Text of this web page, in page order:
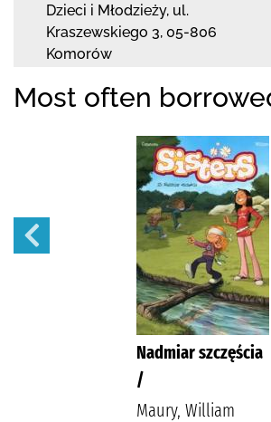
Dzieci i Młodzieży, ul.
Kraszewskiego 3, 05-806
Komorów
Most often
Nadmiar szczęścia
/
Maury, William